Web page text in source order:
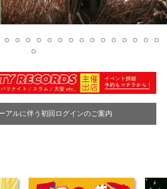
アルに伴う初回ログインのご案内